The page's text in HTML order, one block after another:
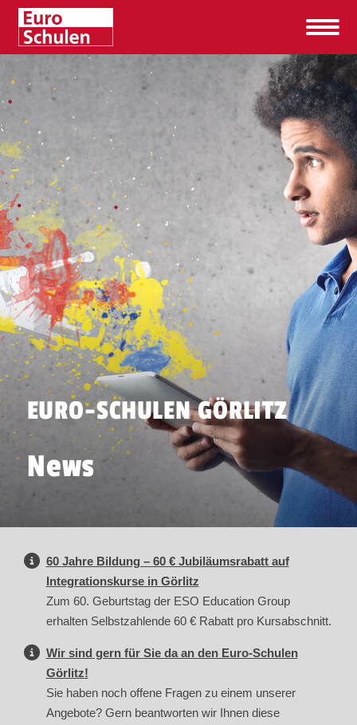
EURO-SCHULEN GÖRLITZ
News
60 Jahre Bildung – 60 € Jubiläumsrabatt auf
Integrationskurse in Görlitz
Zum 60. Geburtstag der ESO Education Group
erhalten Selbstzahlende 60 € Rabatt pro Kursabschnitt.
Wir sind gern für Sie da an den Euro-Schulen
Görlitz!
Sie haben noch offene Fragen zu einem unserer
Angebote? Gern beantworten wir Ihnen diese